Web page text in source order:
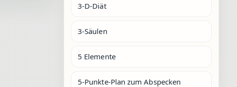
3-D-Diät
3-Säulen
5 Elemente
5-Punkte-Plan zum Abspecken